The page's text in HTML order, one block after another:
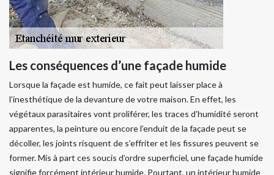
Les conséquences d’une façade humide
Lorsque la façade est humide, ce fait peut laisser place à
l’inesthétique de la devanture de votre maison. En effet, les
végétaux parasitaires vont proliférer, les traces d’humidité seront
apparentes, la peinture ou encore l’enduit de la façade peut se
décoller, les joints risquent de s’effriter et les fissures peuvent se
former. Mis à part ces soucis d’ordre superficiel, une façade humide
signifie forcément intérieur humide. Pourtant, un intérieur humide